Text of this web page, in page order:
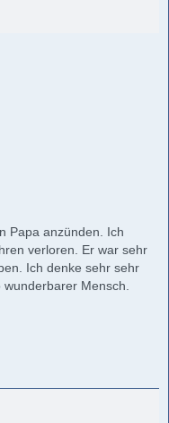
Papa anzünden. Ich
verloren. Er war sehr
Ich denke sehr sehr
Mensch.